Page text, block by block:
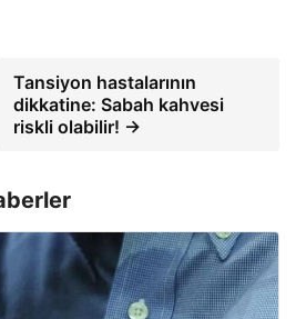
Tansiyon hastalarının
dikkatine: Sabah kahvesi
riskli olabilir! →